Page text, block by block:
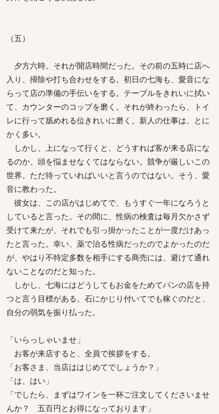
（五）
夕方六時。それが開店時間だった。その前の五時に店へ
入り、掃除や打ち合わせをする。初日の七海も、愛音にな
らって店の準備の手伝いをする。テーブルをきれいに拭い
て、カウンターのコップを磨く。それが終わったら、トイ
レに行って舐めれる位きれいに磨く。新人の仕事は、とに
かく多い。
しかし、上になって行くと、どうすれば客が来る店にな
るのか、頭を悩ませなくてはならない。競争が厳しいこの
世界。ただ待っていればいいと言うのではない。そう、愛
音に教わった。
彼女は、この店がはじめてで、もうすぐ一年になろうと
していると言った。その間に、性病の検査は毎月欠かさず
受けて来たが、それでも引っ掛かったことが一度だけあっ
たと言った。幸い、薬で治る性病だったのでよかったのだ
が、やはり不特定多数を相手にする商売には、避けて通れ
ないことなのだと知った。
しかし、七海にはどうしてもお金をためてパンの店を持
つと言う目標がある。石にかじり付いてでも稼ぐのだと、
自分の弱気を振り払った。
「いらっしゃいませ」
お客が来店すると、全員で挨拶をする。
「お客さま、当店ははじめてでしょうか？」
「は、はい」
「でしたら、まずはワインを一杯ご注文してくださいませ
んか？ 五百円とお得になっております」